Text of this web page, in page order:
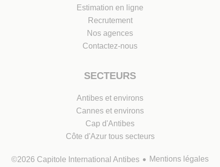
Estimation en ligne
Recrutement
Nos agences
Contactez-nous
SECTEURS
Antibes et environs
Cannes et environs
Cap d'Antibes
Côte d'Azur tous secteurs
©2026 Capitole International Antibes Mentions légales